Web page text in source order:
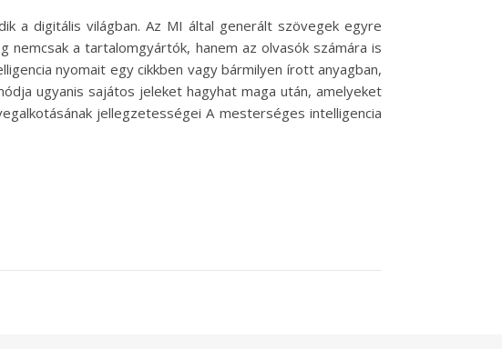
a digitális világban. Az MI által generált szövegek egyre
a tartalomgyártók, hanem az olvasók számára is
nyomait egy cikkben vagy bármilyen írott anyagban,
ugyanis sajátos jeleket hagyhat maga után, amelyeket
jellegzetességei A mesterséges intelligencia